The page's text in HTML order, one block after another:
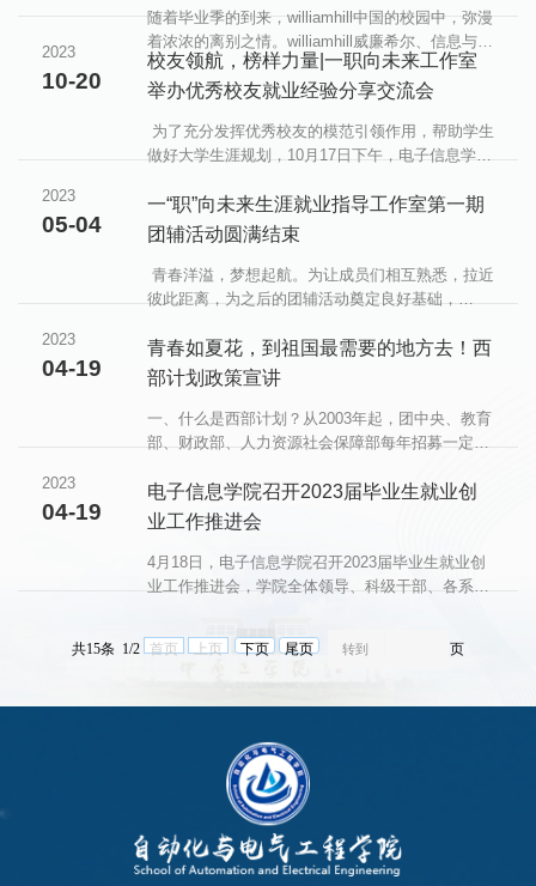
的技术优势。双方围绕船舶电力推进技术与未来发
展趋势、市场需求及潜在挑战进行深入讨论，一致
认为，......
随着毕业季的到来，williamhill中国的校园中，弥漫
着浓浓的离别之情。williamhill威廉希尔、信息与通
信工程学院毕业生辅导员和两院团委学生会精心组
织、认真安排，用真心和行动让毕业季充满了温暖
2023
10-20
校友领航，榜样力量|一职向未来工作室
举办优秀校友就业经验分享交流会
为了充分发挥优秀校友的模范引领作用，帮助学生
做好大学生涯规划，10月17日下午，电子信息学
110教室举办优秀校友就业经验分享交流会。学院
邀请到2016届电气专业校友薛久辉主讲，党委副书
动。工作室辅导老师张芳主持本次活动。 ​薛久辉校
友结合自身学习、工作经验，从就业认知、职业分
2023
05-04
一“职”向未来生涯就业指导工作室第一期
团辅活动圆满结束
​ 青春洋溢，梦想起航。为让成员们相互熟悉，拉近
彼此距离，为之后的团辅活动奠定良好基础，
号楼219教室开展以“认识自我、认识彼此”为主题的
团辅活动。 第一项：我来向你介绍他大家依次介
色等。为考验大家的专注力和对彼此的熟悉度，同
学们依次抽取专业卡牌，抽取到相同专业卡牌的同
2023
04-19
青春如夏花，到祖国最需要的地方去！西
部计划政策宣讲
一、什么是西部计划？从2003年起，团中央、教育
部、财政部、人力资源社会保障部每年招募一定数
部基层开展为期1——3年的志愿服务。二、具备哪
些条件才能参加“西部计划”？普通高等学校应届毕
想过硬、品学兼优、具有较强奉献精神的毕业生参
加。党员、预备党员、有志愿服务经历和担任过各
户......
2023
04-19
电子信息学院召开2023届毕业生就业创
业工作推进会
​4月18日，电子信息学院召开2023届毕业生就业创
业工作推进会，学院全体领导、科级干部、各系
业班班主任参加了此次会议。会议由学院党委副书
记王媛媛主持。 会上，王媛媛首先回顾了2022届
业数据进行全面分析。她指出，我院现阶段毕业生
问题。结合学院实际情况，她提出要细化落实举
共15条 1/2 首页 上页 下页 尾页 页